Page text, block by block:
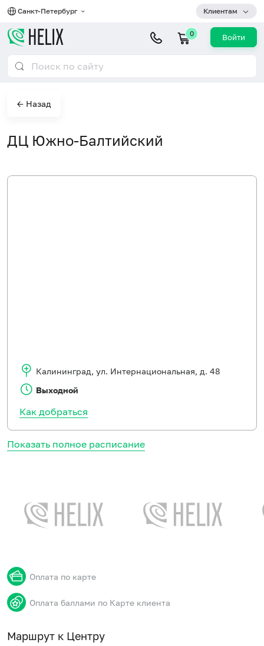
Санкт-Петербург Клиентам
0 Войти
← Назад
ДЦ Южно-Балтийский
Показать полное расписание
Оплата по карте
Оплата баллами по Карте клиента
Маршрут к Центру
Калининград, ул. Интернациональная, д. 48
Выходной
Как добраться